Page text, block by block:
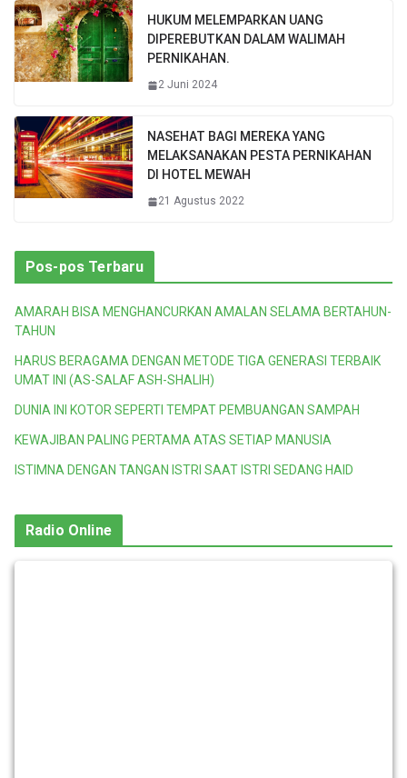
HUKUM MELEMPARKAN UANG
DIPEREBUTKAN DALAM WALIMAH
PERNIKAHAN.
2 Juni 2024
NASEHAT BAGI MEREKA YANG
MELAKSANAKAN PESTA PERNIKAHAN
DI HOTEL MEWAH
21 Agustus 2022
Pos-pos Terbaru
AMARAH BISA MENGHANCURKAN AMALAN SELAMA BERTAHUN-
TAHUN
HARUS BERAGAMA DENGAN METODE TIGA GENERASI TERBAIK
UMAT INI (AS-SALAF ASH-SHALIH)
DUNIA INI KOTOR SEPERTI TEMPAT PEMBUANGAN SAMPAH
KEWAJIBAN PALING PERTAMA ATAS SETIAP MANUSIA
ISTIMNA DENGAN TANGAN ISTRI SAAT ISTRI SEDANG HAID
Radio Online